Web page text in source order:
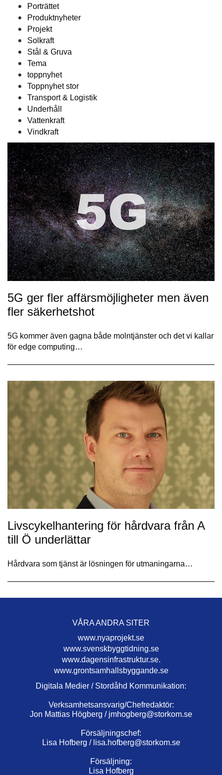
Porträttet
Produktnyheter
Projekt
Solkraft
Stål & Gruva
Tema
toppnyhet
Toppnyhet stor
Transport & Logistik
Underhåll
Vattenkraft
Vindkraft
5G ger fler affärsmöjligheter men även
fler säkerhetshot
5G kommer även gagna både molntjänster och det vi kallar
för edge computing…
Livscykelhantering för hårdvara från A
till Ö underlättar
Hårdvara som tjänst är lösningen för utmaningarna…
VÅRA ANDRA SITER
www.nyaprojekt.se
www.svenskbyggtidning.se
www.dagensinfrastruktur.se.
www.grontsamhallsbyggande.se
Digitala Medier / Stordåhd Kommunikation:
Verksamhetsansvarig/Chefredaktör:
Jon Mattias Högberg / jmhogberg@storkom.se
Försäljningschef:
Lisa Hofberg / lisa.hofberg@storkom.se
Försäljning:
Lisa Hofberg